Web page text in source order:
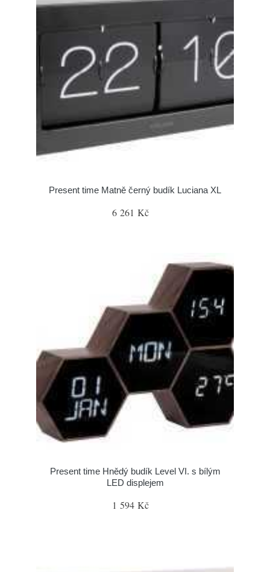
Present time Matně černý budík Luciana XL
6 261 Kč
Present time Hnědý budík Level VI. s bílým
LED displejem
1 594 Kč